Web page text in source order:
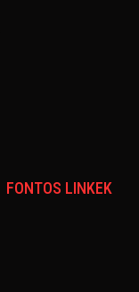
FONTOS LINKEK